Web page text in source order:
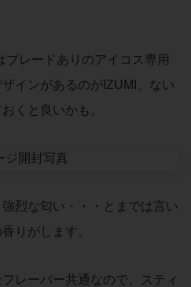
レードありのアイコス専用
インがあるのがIZUMI、ない
くと良いかも。
烈な匂い・・・とまでは言い
りがします。
レーバー共通なので、スティ